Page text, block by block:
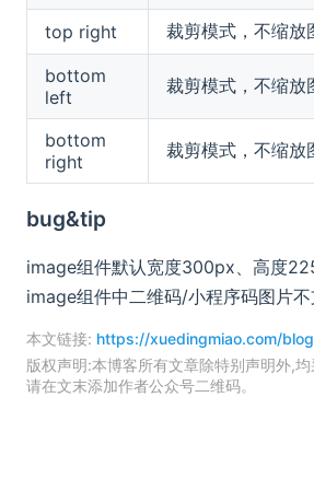
top right 裁剪模式，不缩放
bottom
left
裁剪模式，不缩放
bottom
right
裁剪模式，不缩放
bug&tip
image组件默认宽度300px、高度
image组件中二维码/小程序码图片
本文链接: https://xuedingmiao.com/
版权声明:本博客所有文章除特别声明外,均
请在文末添加作者公众号二维码。